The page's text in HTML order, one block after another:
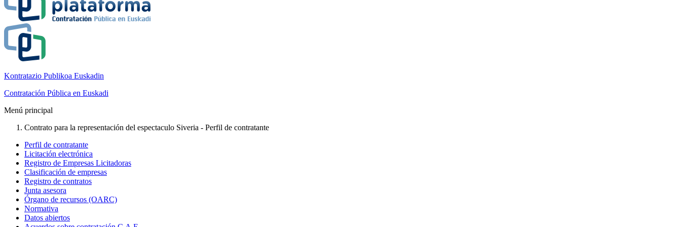
Kontratazio Publikoa Euskadin
Contratación Pública en Euskadi
Menú principal
Contrato para la representación del espectaculo Siveria - Perfil de contratante
Perfil de contratante
Licitación electrónica
Registro de Empresas Licitadoras
Clasificación de empresas
Registro de contratos
Junta asesora
Órgano de recursos (OARC)
Normativa
Datos abiertos